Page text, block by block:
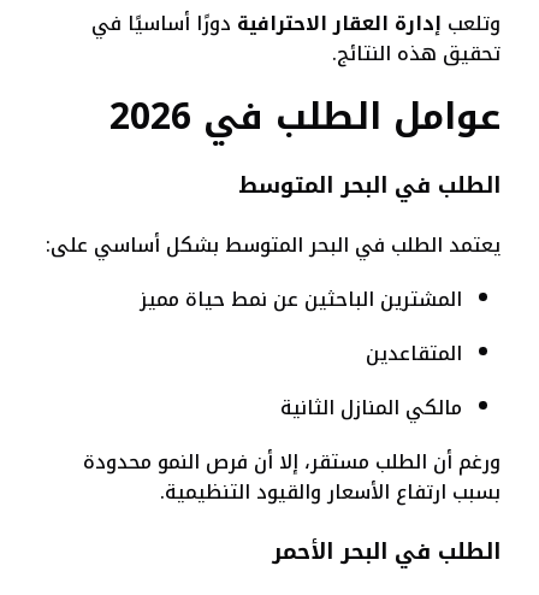
وتلعب إدارة العقار الاحترافية دورًا أساسيًا في
تحقيق هذه النتائج.
عوامل الطلب في 2026
الطلب في البحر المتوسط
يعتمد الطلب في البحر المتوسط بشكل أساسي على:
المشترين الباحثين عن نمط حياة مميز
المتقاعدين
مالكي المنازل الثانية
ورغم أن الطلب مستقر، إلا أن فرص النمو محدودة
بسبب ارتفاع الأسعار والقيود التنظيمية.
الطلب في البحر الأحمر